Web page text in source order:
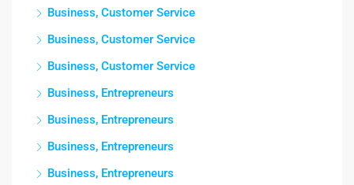
Business, Customer Service
Business, Customer Service
Business, Customer Service
Business, Entrepreneurs
Business, Entrepreneurs
Business, Entrepreneurs
Business, Entrepreneurs